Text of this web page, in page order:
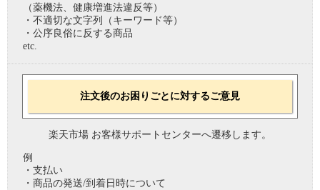
（薬機法、健康増進法違反等）
・不適切な文字列（キーワード等）
・公序良俗に反する商品
etc.
注文後のお困りごとに対するご意見
楽天市場 お客様サポートセンターへ遷移します。
例
・支払い
・商品の発送/到着日時について